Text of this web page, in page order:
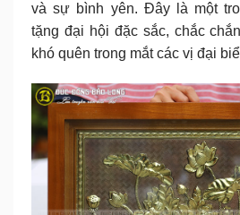
và sự bình yên. Đây là một
tặng đại hội đặc sắc, chắc
khó quên trong mắt các vị đại